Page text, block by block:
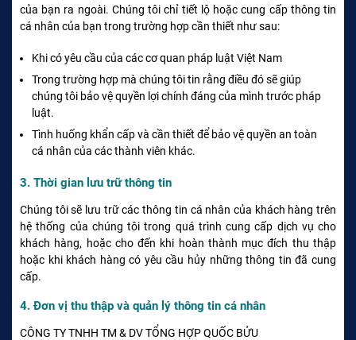
của bạn ra ngoài. Chúng tôi chỉ tiết lộ hoặc cung cấp thông tin
cá nhân của bạn trong trường hợp cần thiết như sau:
Khi có yêu cầu của các cơ quan pháp luật Việt Nam
Trong trường hợp mà chúng tôi tin rằng điều đó sẽ giúp
chúng tôi bảo vệ quyền lợi chính đáng của mình trước pháp
luật.
Tình huống khẩn cấp và cần thiết để bảo vệ quyền an toàn
cá nhân của các thành viên khác.
3. Thời gian lưu trữ thông tin
Chúng tôi sẽ lưu trữ các thông tin cá nhân của khách hàng trên
hệ thống của chúng tôi trong quá trình cung cấp dịch vụ cho
khách hàng, hoặc cho đến khi hoàn thành mục đích thu thập
hoặc khi khách hàng có yêu cầu hủy những thông tin đã cung
cấp.
4. Đơn vị thu thập và quản lý thông tin cá nhân
CÔNG TY TNHH TM & DV TỔNG HỢP QUỐC BỬU